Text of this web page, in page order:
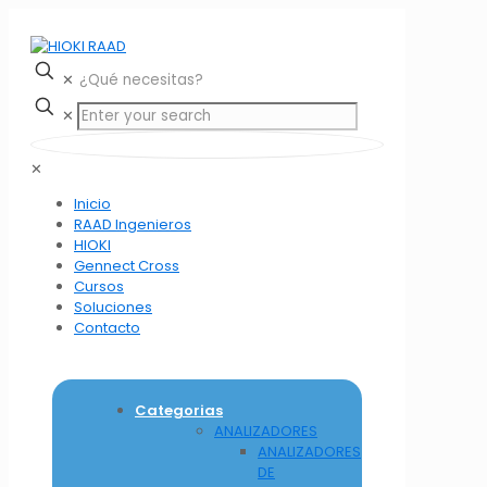
✕
✕
✕
Inicio
RAAD Ingenieros
HIOKI
Gennect Cross
Cursos
Soluciones
Contacto
Categorias
ANALIZADORES
ANALIZADORES
DE